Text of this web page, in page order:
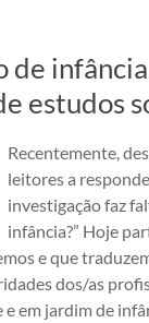
de
estudos
Recentemente,
leitores a
investigação faz
infância?” Hoje
e que
dos/as
em jardim de